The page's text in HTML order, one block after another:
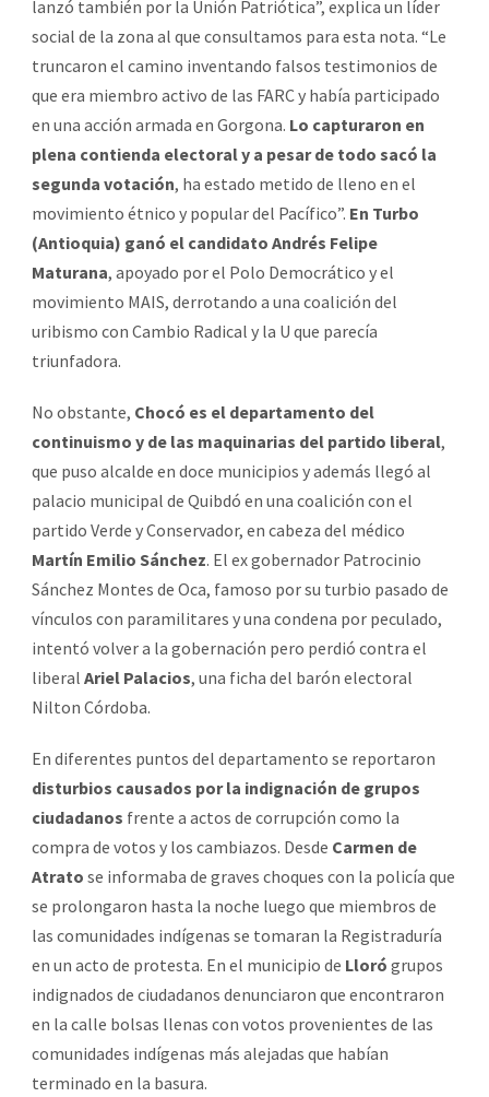
lanzó también por la Unión Patriótica”, explica un líder
social de la zona al que consultamos para esta nota. “Le
truncaron el camino inventando falsos testimonios de
que era miembro activo de las FARC y había participado
en una acción armada en Gorgona. Lo capturaron en
plena contienda electoral y a pesar de todo sacó la
segunda votación, ha estado metido de lleno en el
movimiento étnico y popular del Pacífico”. En Turbo
(Antioquia) ganó el candidato Andrés Felipe
Maturana, apoyado por el Polo Democrático y el
movimiento MAIS, derrotando a una coalición del
uribismo con Cambio Radical y la U que parecía
triunfadora.
No obstante, Chocó es el departamento del
continuismo y de las maquinarias del partido liberal,
que puso alcalde en doce municipios y además llegó al
palacio municipal de Quibdó en una coalición con el
partido Verde y Conservador, en cabeza del médico
Martín Emilio Sánchez. El ex gobernador Patrocinio
Sánchez Montes de Oca, famoso por su turbio pasado de
vínculos con paramilitares y una condena por peculado,
intentó volver a la gobernación pero perdió contra el
liberal Ariel Palacios, una ficha del barón electoral
Nilton Córdoba.
En diferentes puntos del departamento se reportaron
disturbios causados por la indignación de grupos
ciudadanos frente a actos de corrupción como la
compra de votos y los cambiazos. Desde Carmen de
Atrato se informaba de graves choques con la policía que
se prolongaron hasta la noche luego que miembros de
las comunidades indígenas se tomaran la Registraduría
en un acto de protesta. En el municipio de Lloró grupos
indignados de ciudadanos denunciaron que encontraron
en la calle bolsas llenas con votos provenientes de las
comunidades indígenas más alejadas que habían
terminado en la basura.